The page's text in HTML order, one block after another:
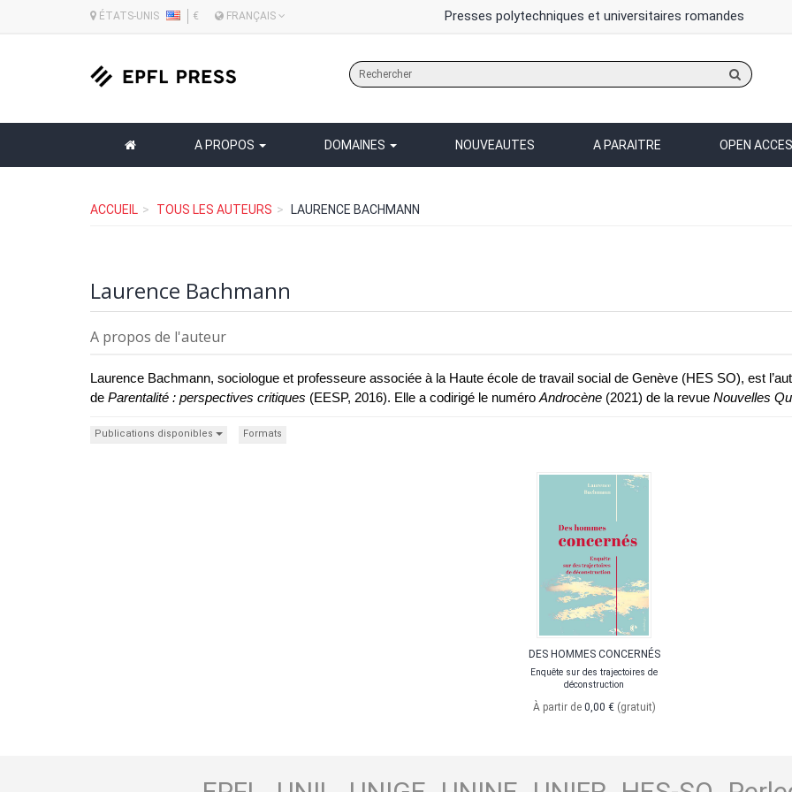
ÉTATS-UNIS € FRANÇAIS Presses polytechniques et universitaires romandes
sur
site
A PROPOS DOMAINES NOUVEAUTES A PARAITRE OPEN
ACCUEIL TOUS LES AUTEURS LAURENCE BACHMANN
Laurence Bachmann
A propos de l'auteur
Laurence Bachmann, sociologue et professeure associée à la Haute école de travail social de Genève (HES SO), est
de Parentalité : perspectives critiques (EESP, 2016). Elle a codirigé le numéro Androcène (2021) de la revue Nouvelles
Publications disponibles Formats
DES HOMMES CONCERNÉS
Enquête sur des trajectoires de
déconstruction
À partir de 0,00 € (gratuit)